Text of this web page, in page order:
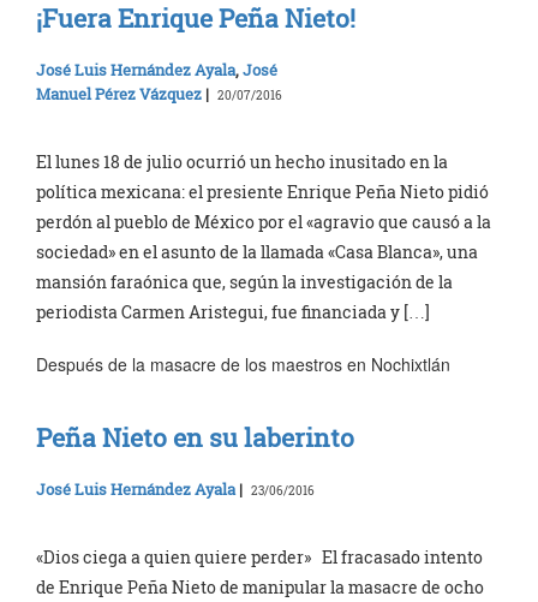
¡Fuera Enrique Peña Nieto!
José Luis Hernández Ayala,José
Manuel Pérez Vázquez | 20/07/2016
El lunes 18 de julio ocurrió un hecho inusitado en la
política mexicana: el presiente Enrique Peña Nieto pidió
perdón al pueblo de México por el «agravio que causó a la
sociedad» en el asunto de la llamada «Casa Blanca», una
mansión faraónica que, según la investigación de la
periodista Carmen Aristegui, fue financiada y […]
Después de la masacre de los maestros en Nochixtlán
Peña Nieto en su laberinto
José Luis Hernández Ayala | 23/06/2016
«Dios ciega a quien quiere perder» El fracasado intento
de Enrique Peña Nieto de manipular la masacre de ocho